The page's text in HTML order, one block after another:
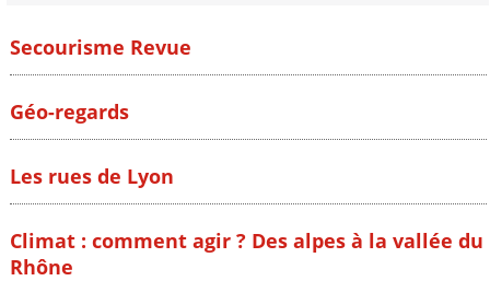
Secourisme Revue
Géo-regards
Les rues de Lyon
Climat : comment agir ? Des alpes à la vallée du
Rhône